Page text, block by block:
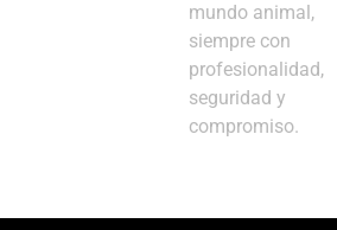
mundo animal,
siempre con
profesionalidad,
seguridad y
compromiso.